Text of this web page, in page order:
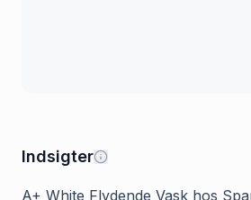
Indsigter
A+ White Flydende Vask hos